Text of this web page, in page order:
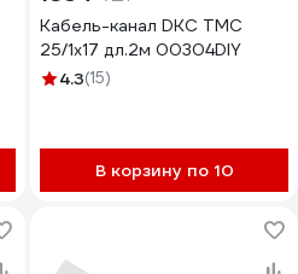
Кабель-канал DKC TMC
25/1x17 дл.2м 00304DIY
4.3(15)
В корзину по 10